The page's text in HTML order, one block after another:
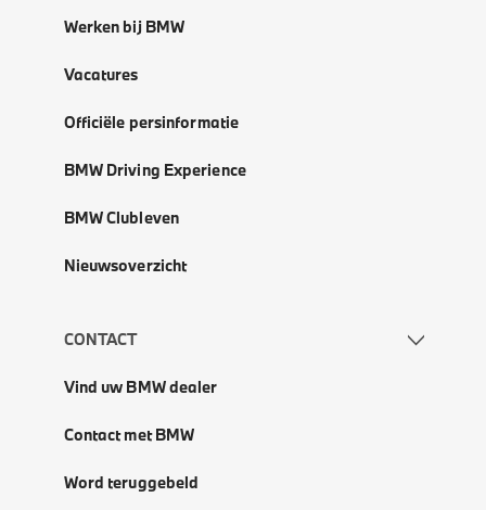
Werken bij BMW
Vacatures
Officiële persinformatie
BMW Driving Experience
BMW Clubleven
Nieuwsoverzicht
CONTACT
Vind uw BMW dealer
Contact met BMW
Word teruggebeld